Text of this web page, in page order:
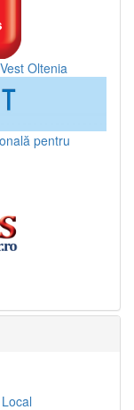
Oltenia
pentru